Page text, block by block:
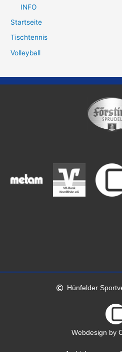
INFO
Startseite
Tischtennis
Volleyball
Hünfelder
Webdesign by